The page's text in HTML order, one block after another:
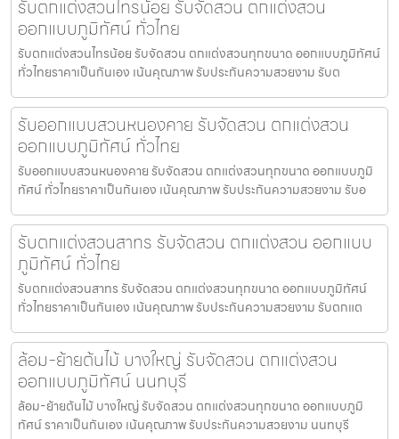
รับตกแต่งสวนไทรน้อย รับจัดสวน ตกแต่งสวน
ออกแบบภูมิทัศน์ ทั่วไทย
รับตกแต่งสวนไทรน้อย รับจัดสวน ตกแต่งสวนทุกขนาด ออกแบบภูมิทัศน์
ทั่วไทยราคาเป็นกันเอง เน้นคุณภาพ รับประกันความสวยงาม รับต
รับออกแบบสวนหนองคาย รับจัดสวน ตกแต่งสวน
ออกแบบภูมิทัศน์ ทั่วไทย
รับออกแบบสวนหนองคาย รับจัดสวน ตกแต่งสวนทุกขนาด ออกแบบภูมิ
ทัศน์ ทั่วไทยราคาเป็นกันเอง เน้นคุณภาพ รับประกันความสวยงาม รับอ
รับตกแต่งสวนสาทร รับจัดสวน ตกแต่งสวน ออกแบบ
ภูมิทัศน์ ทั่วไทย
รับตกแต่งสวนสาทร รับจัดสวน ตกแต่งสวนทุกขนาด ออกแบบภูมิทัศน์
ทั่วไทยราคาเป็นกันเอง เน้นคุณภาพ รับประกันความสวยงาม รับตกแต
ล้อม-ย้ายต้นไม้ บางใหญ่ รับจัดสวน ตกแต่งสวน
ออกแบบภูมิทัศน์ นนทบุรี
ล้อม-ย้ายต้นไม้ บางใหญ่ รับจัดสวน ตกแต่งสวนทุกขนาด ออกแบบภูมิ
ทัศน์ ราคาเป็นกันเอง เน้นคุณภาพ รับประกันความสวยงาม นนทบุรี